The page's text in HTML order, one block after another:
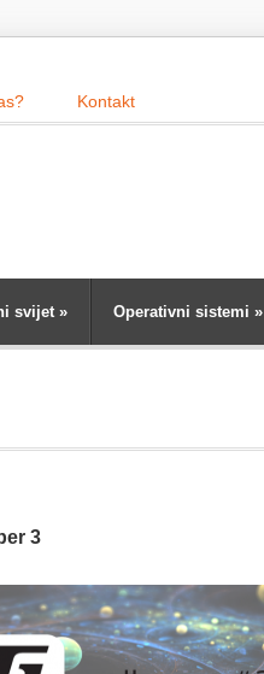
Kontakt
svijet» Operativni sistemi »
3